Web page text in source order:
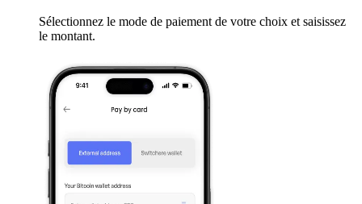
Sélectionnez le mode de paiement de votre choix et saisissez
le montant.